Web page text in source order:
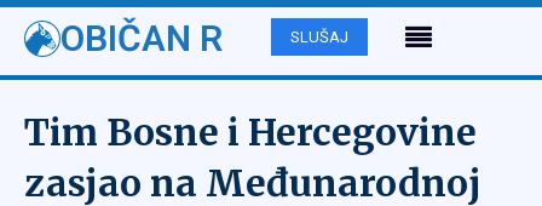
OBIČAN R SLUŠAJ
Tim Bosne i Hercegovine
zasjao na Međunarodnoj